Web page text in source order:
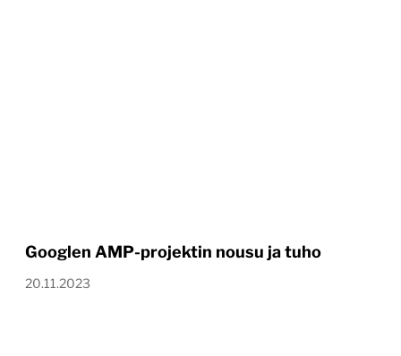
Googlen AMP-projektin nousu ja tuho
20.11.2023